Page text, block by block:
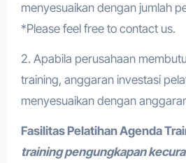
menyesuaikan dengan jumlah
*Please feel free to contact us.
2. Apabila perusahaan
training, anggaran investasi
menyesuaikan dengan
Fasilitas PelatihanAgenda
training pengungkapan